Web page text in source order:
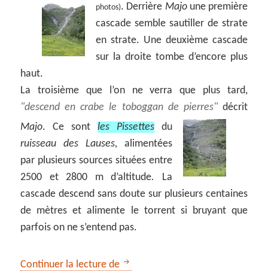
photos). Derrière Majoune première
cascade semble sautiller de strate
en strate. Une deuxième cascade
sur la droite tombe d’encore plus
haut.
La troisième que l’on ne verra que plus tard,
descend en crabe le toboggan de pierres décrit
Majo.Ce sont les Pissettesdu
ruisseau des Lauses, alimentées
par plusieurs sources situées entre
2500 et 2800 m d’altitude.
La
cascade descend sans doute sur plusieurs centaines
de mètres et alimente le torrent si bruyant que
parfois on ne s’entend pas.
Continuer la lecture de Les cascades de Puy-Saint-